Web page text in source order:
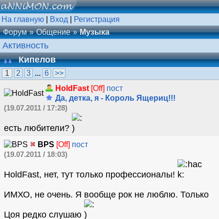
На главную Вход
Регистрация
Форум
Общение Музыка
Активность
Кипелов
1 2 3 ... 6
>>
HoldFast [Off] пост
Да, детка, я - Король Ящериц!!!
(19.07.2011 / 17:28)
есть любители?
BPS [Off] пост
(19.07.2011 / 18:03)
HoldFast, нет, тут только профессионалы!
ИМХО, не очень. Я вообще рок не люблю. Только
Цоя редко слушаю